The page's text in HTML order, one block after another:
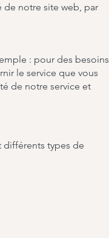
de notre site web, par
: pour des besoins
le service que vous
de notre service et
différents types de